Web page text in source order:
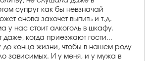
супруг как бы невзначай
снова захочет выпить и т.д.
у нас стоит алкоголь в шкафу.
даже, когда приезжают гости...
до конца жизни, чтобы в нашем роду
зависимых. И у меня, и у мужа в